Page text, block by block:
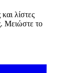
λίστες
Μειώστε το